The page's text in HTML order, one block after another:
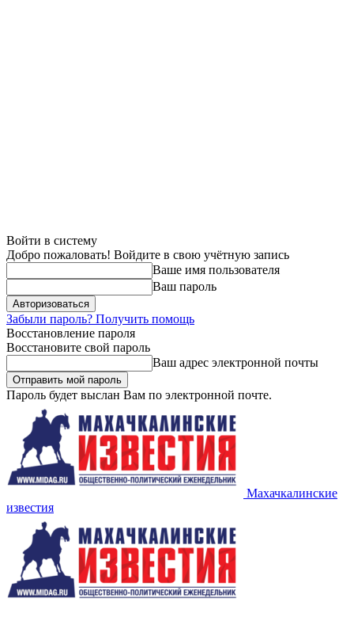
Войти в систему
Добро пожаловать! Войдите в свою учётную запись
Ваше имя пользователя
Ваш пароль
Забыли пароль? Получить помощь
Восстановление пароля
Восстановите свой пароль
Ваш адрес электронной почты
Пароль будет выслан Вам по электронной почте.
Махачкалинские
известия